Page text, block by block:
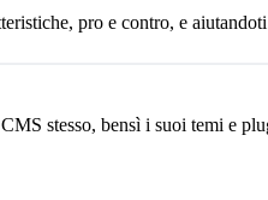
pro e contro, e
stesso, bensì i suoi temi e